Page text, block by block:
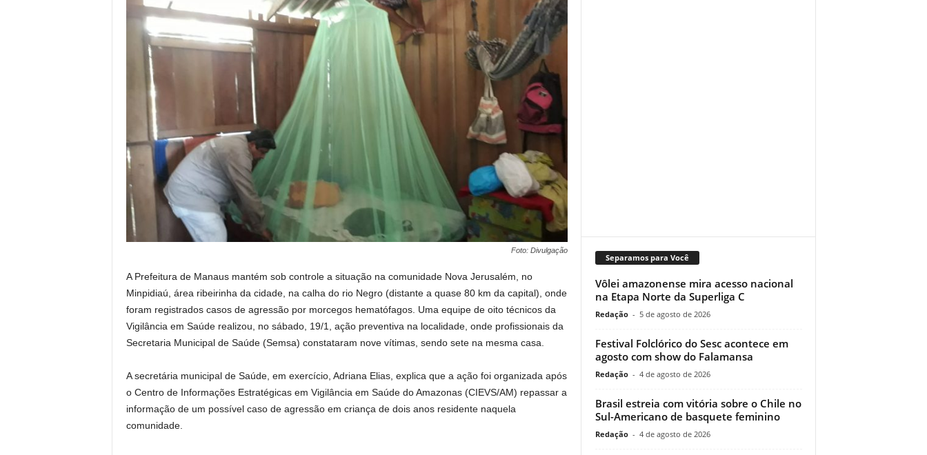
Foto: Divulgação
A Prefeitura de Manaus mantém sob controle a situação na comunidade Nova Jerusalém, no
Minpidiaú, área ribeirinha da cidade, na calha do rio Negro (distante a quase 80 km da capital), onde
foram registrados casos de agressão por morcegos hematófagos. Uma equipe de oito técnicos da
Vigilância em Saúde realizou, no sábado, 19/1, ação preventiva na localidade, onde profissionais da
Secretaria Municipal de Saúde (Semsa) constataram nove vítimas, sendo sete na mesma casa.
A secretária municipal de Saúde, em exercício, Adriana Elias, explica que a ação foi organizada após
o Centro de Informações Estratégicas em Vigilância em Saúde do Amazonas (CIEVS/AM) repassar a
informação de um possível caso de agressão em criança de dois anos residente naquela
comunidade.
Separamos para Você
Vôlei amazonense mira acesso nacional
na Etapa Norte da Superliga C
Redação - 5 de agosto de 2026
Festival Folclórico do Sesc acontece em
agosto com show do Falamansa
Redação - 4 de agosto de 2026
Brasil estreia com vitória sobre o Chile no
Sul-Americano de basquete feminino
Redação - 4 de agosto de 2026